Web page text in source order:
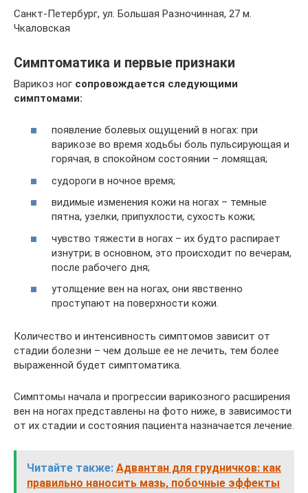
Санкт-Петербург, ул. Большая Разночинная, 27 м.
Чкаловская
Симптоматика и первые признаки
Варикоз ног сопровождается следующими
симптомами:
появление болевых ощущений в ногах: при
варикозе во время ходьбы боль пульсирующая и
горячая, в спокойном состоянии – ломящая;
судороги в ночное время;
видимые изменения кожи на ногах – темные
пятна, узелки, припухлости, сухость кожи;
чувство тяжести в ногах – их будто распирает
изнутри; в основном, это происходит по вечерам,
после рабочего дня;
утолщение вен на ногах, они явственно
проступают на поверхности кожи.
Количество и интенсивность симптомов зависит от
стадии болезни – чем дольше ее не лечить, тем более
выраженной будет симптоматика.
Симптомы начала и прогрессии варикозного расширения
вен на ногах представлены на фото ниже, в зависимости
от их стадии и состояния пациента назначается лечение.
Читайте также: Адвантан для грудничков: как
правильно наносить мазь, побочные эффекты